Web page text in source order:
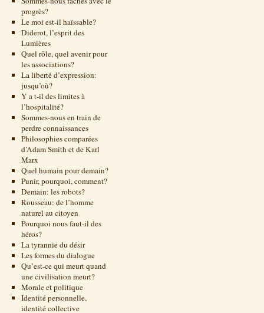
progrès?
Le moi est-il haïssable?
Diderot, l’esprit des
Lumières
Quel rôle, quel avenir pour
les associations?
La liberté d’expression:
jusqu’où?
Y a t-il des limites à
l’hospitalité?
Sommes-nous en train de
perdre connaissances
Philosophies comparées
d’Adam Smith et de Karl
Marx
Quel humain pour demain?
Punir, pourquoi, comment?
Demain: les robots?
Rousseau: de l’homme
naturel au citoyen
Pourquoi nous faut-il des
héros?
La tyrannie du désir
Les formes du dialogue
Qu’est-ce qui meurt quand
une civilisation meurt?
Morale et politique
Identité personnelle,
identité collective